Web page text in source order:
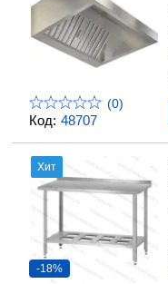
Код: 48707
(0)
Хит
-18%